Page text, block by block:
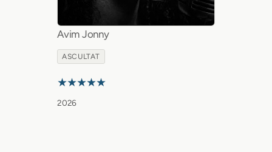
Avim Jonny
ASCULTAT
★★★★★
2026